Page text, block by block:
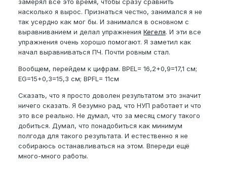
насколько я вырос. Признаться честно, занимался я не
так усердно как мог бы. И занимался в основном с
выравниванием и делал упражнения Кегеля. И эти все
упражнения очень хорошо помогают. Я заметил как
начал выравниваться ПЧ. Почти ровным стал.
Вообщем, перейдем к цифрам. BPEL= 16,2+0,9=17,1 см;
EG=15+0,3=15,3 см; BPFL= 11см
Сказать, что я просто доволен результатом это значит
ничего сказать. Я безумно рад, что НУП работает и что
это все реально. Не думал, что за месяц смогу такого
добиться. Думал, что понадобиться как минимум
полгода для такого результата. И естественно я не
собираюсь останавливаться на этом. Впереди ещё
много-много работы.